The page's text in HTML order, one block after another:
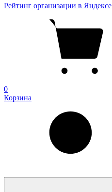
Рейтинг организации в Яндексе
0
Корзина